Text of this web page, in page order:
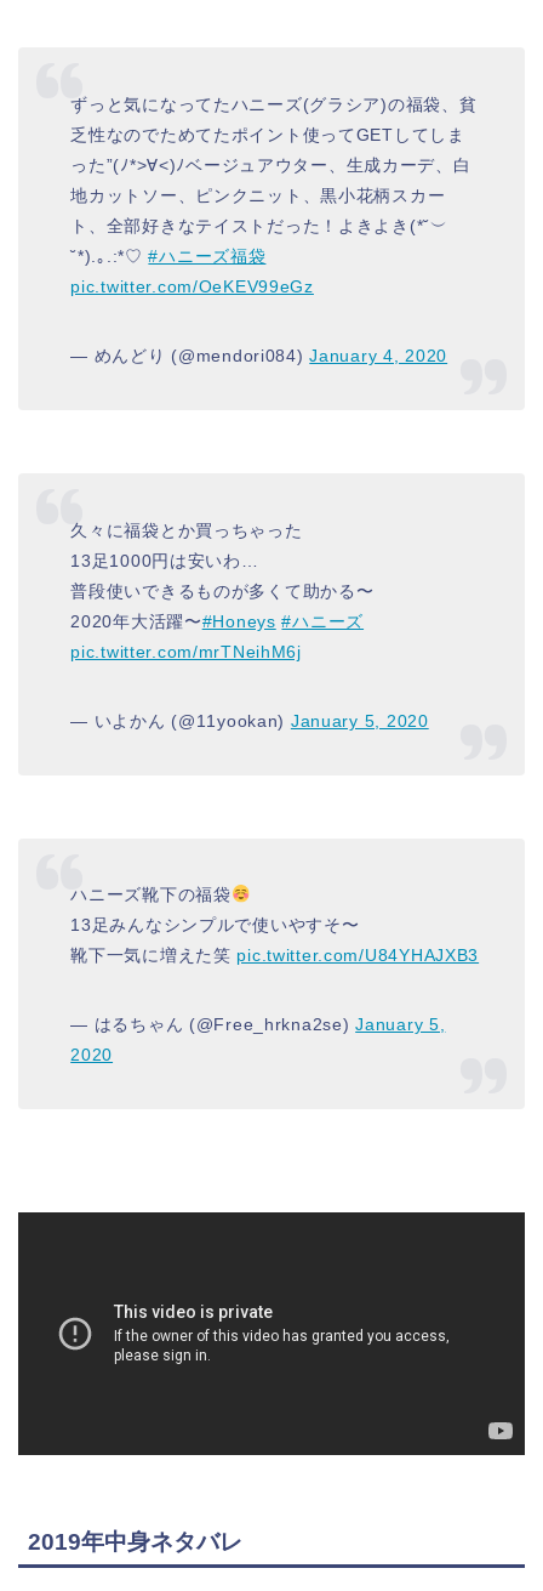
ずっと気になってたハニーズ(グラシア)の福袋、貧
乏性なのでためてたポイント使ってGETしてしま
った”(ﾉ*>∀<)ﾉベージュアウター、生成カーデ、白
地カットソー、ピンクニット、黒小花柄スカー
ト、全部好きなテイストだった！よきよき(*˘︶
˘*).｡.:*♡#ハニーズ福袋
pic.twitter.com/OeKEV99eGz
— めんどり (@mendori084)January 4, 2020
久々に福袋とか買っちゃった
13足1000円は安いわ…
普段使いできるものが多くて助かる〜
2020年大活躍〜#Honeys #ハニーズ
pic.twitter.com/mrTNeihM6j
— いよかん (@11yookan) January 5, 2020
ハニーズ靴下の福袋
13足みんなシンプルで使いやすそ〜
靴下一気に増えた笑 pic.twitter.com/U84YHAJXB3
— はるちゃん (@Free_hrkna2se)January 5,
2020
2019年中身ネタバレ